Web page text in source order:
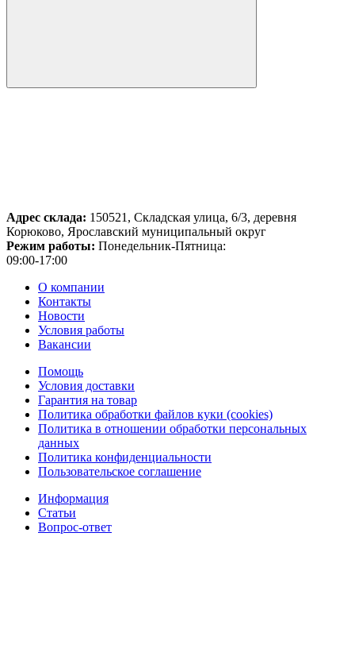
Адрес склада: 150521, Складская улица, 6/3, деревня
Корюково, Ярославский муниципальный округ
Режим работы: Понедельник-Пятница:
09:00-17:00
О компании
Контакты
Новости
Условия работы
Вакансии
Помощь
Условия доставки
Гарантия на товар
Политика обработки файлов куки (cookies)
Политика в отношении обработки персональных
данных
Политика конфиденциальности
Пользовательское соглашение
Информация
Статьи
Вопрос-ответ